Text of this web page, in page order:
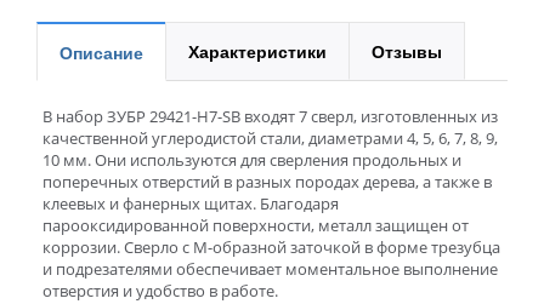
Описание Характеристики Отзывы
В набор ЗУБР 29421-H7-SB входят 7 сверл, изготовленных из
качественной углеродистой стали, диаметрами 4, 5, 6, 7, 8, 9,
10 мм. Они используются для сверления продольных и
поперечных отверстий в разных породах дерева, а также в
клеевых и фанерных щитах. Благодаря
парооксидированной поверхности, металл защищен от
коррозии. Сверло с М-образной заточкой в форме трезубца
и подрезателями обеспечивает моментальное выполнение
отверстия и удобство в работе.